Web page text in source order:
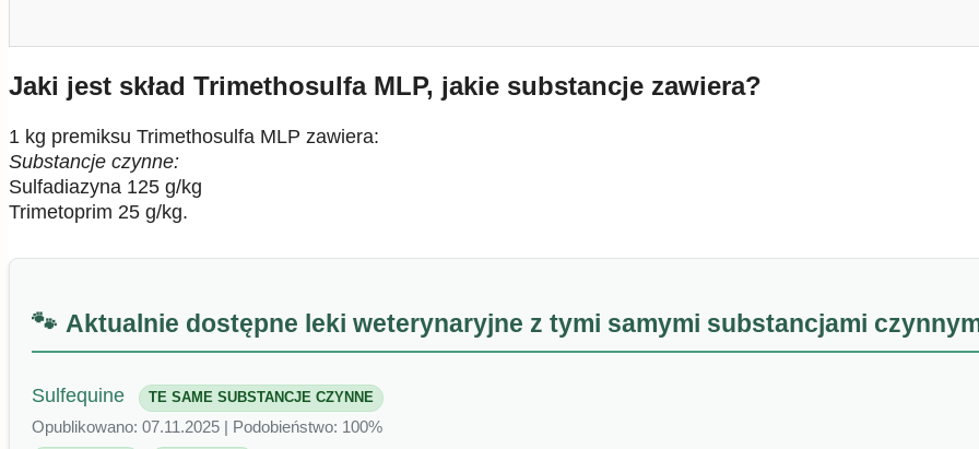
Jaki jest skład Trimethosulfa MLP, jakie substancje zawiera?
1 kg premiksu Trimethosulfa MLP zawiera:
Substancje czynne:
Sulfadiazyna 125 g/kg
Trimetoprim 25 g/kg.
Aktualnie dostępne leki weterynaryjne z tymi samymi substancjami
Sulfequine TE SAME SUBSTANCJE CZYNNE
Opublikowano: 07.11.2025 | Podobieństwo: 100%